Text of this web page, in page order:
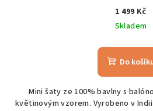
1 499 Kč
Skladem
Do
Mini šaty ze 100% bavlny s
květinovým vzorem. Vyrobeno v